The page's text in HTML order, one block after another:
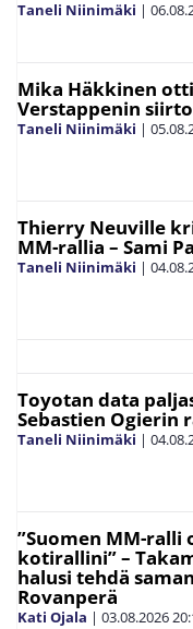
Taneli Niinimäki |
Mika Häkkinen
Verstappenin
Taneli Niinimäki |
Thierry Neuville
MM-rallia – Sami
Taneli Niinimäki |
Toyotan data
Sebastien Ogierin
Taneli Niinimäki |
”Suomen MM-ralli
kotirallini” –
halusi tehdä
Rovanperä
Kati Ojala | 03.08.2026